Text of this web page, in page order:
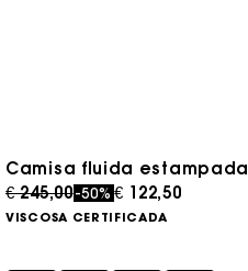
Camisa fluida estampada
Price reduced from
€ 245,00to
-50% € 122,50
VISCOSA CERTIFICADA